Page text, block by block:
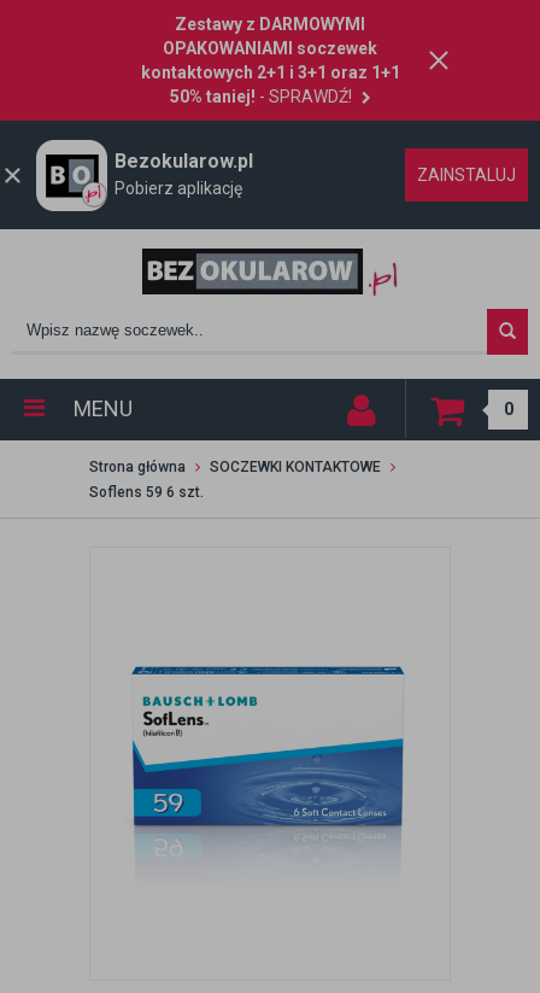
Zestawy z DARMOWYMI
OPAKOWANIAMI soczewek
kontaktowych 2+1 i 3+1 oraz 1+1
50% taniej! - SPRAWDŹ!
Bezokularow.pl
Pobierz aplikację
ZAINSTALUJ
MENU 0
Strona główna
SOCZEWKI KONTAKTOWE
Soflens 59 6 szt.